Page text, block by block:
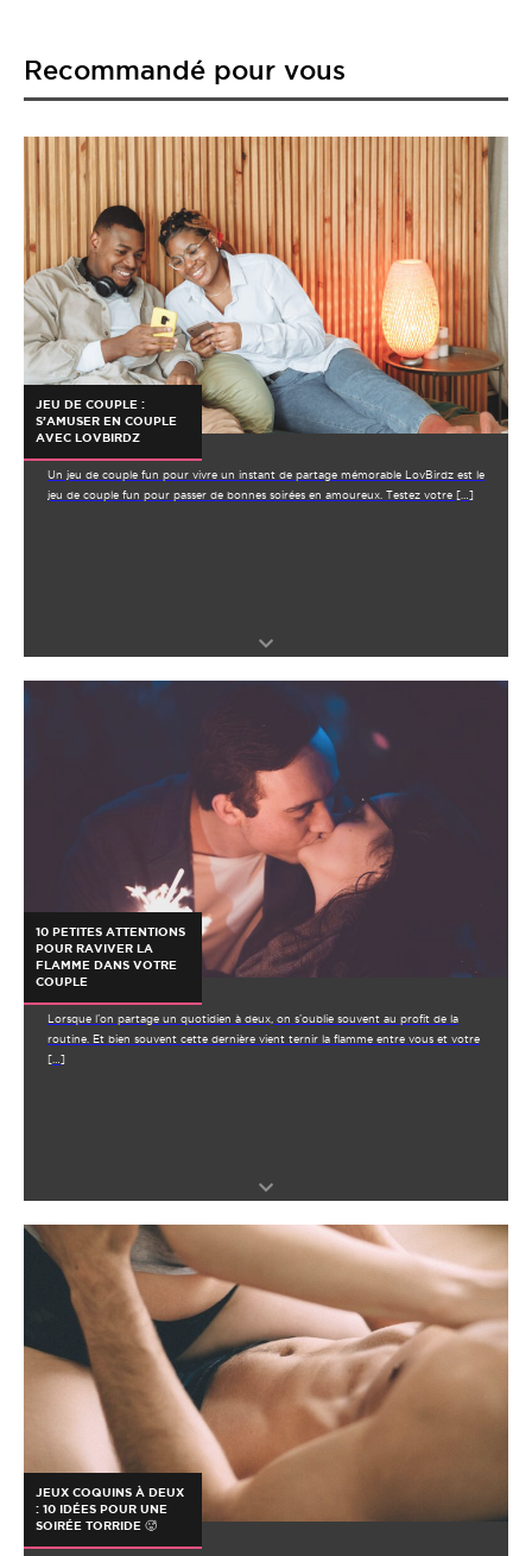
Recommandé pour vous
JEU DE COUPLE :
S’AMUSER EN COUPLE
AVEC LOVBIRDZ
Un jeu de couple fun pour vivre un instant de partage mémorable LovBirdz est le
jeu de couple fun pour passer de bonnes soirées en amoureux. Testez votre […]
10 PETITES ATTENTIONS
POUR RAVIVER LA
FLAMME DANS VOTRE
COUPLE
Lorsque l’on partage un quotidien à deux, on s’oublie souvent au profit de la
routine. Et bien souvent cette dernière vient ternir la flamme entre vous et votre
[…]
JEUX COQUINS À DEUX
: 10 IDÉES POUR UNE
SOIRÉE TORRIDE 🥵